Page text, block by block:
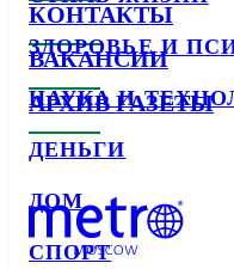
ЗДОРОВЬЕ И
НАУКА И
ДЕНЬГИ
ДОМ
СПОРТ
КОНТАКТЫ
ВАКАНСИИ
АРХИВ ГАЗЕТЫ